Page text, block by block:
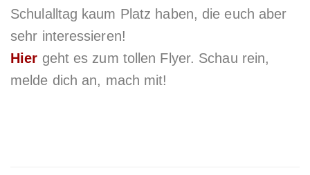
Schulalltag kaum Platz haben, die euch aber
sehr interessieren!
Hier geht es zum tollen Flyer. Schau rein,
melde dich an, mach mit!